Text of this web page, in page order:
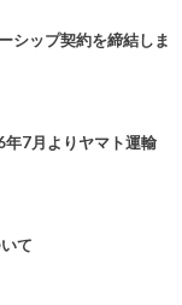
シップ契約を締結しま
年7月よりヤマト運輸
て